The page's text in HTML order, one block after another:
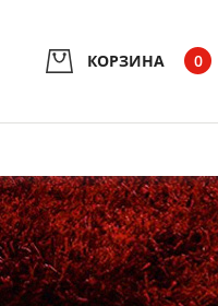
КОРЗИНА 0